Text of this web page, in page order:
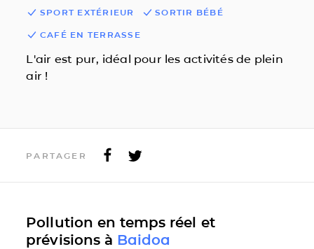
SPORT EXTÉRIEUR SORTIR BÉBÉ
CAFÉ EN TERRASSE
L'air est pur, idéal pour les activités de plein
air !
PARTAGER
Pollution en temps réel et
prévisions à Baidoa